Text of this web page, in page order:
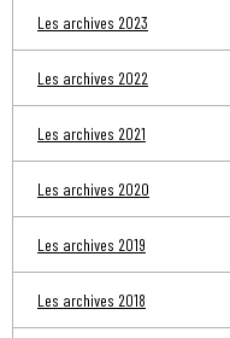
Les archives 2023
Les archives 2022
Les archives 2021
Les archives 2020
Les archives 2019
Les archives 2018